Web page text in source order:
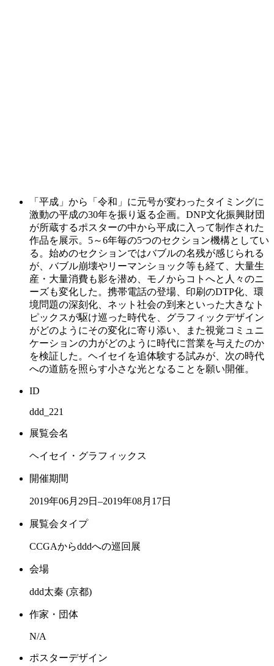
「平成」から「令和」に元号が変わったタイミングに
激動の平成の30年を振り返る企画。DNP文化振興財団
が所蔵するポスターの中から平成に入って制作された
作品を展示。5～6年毎の5つのセクション機構としてい
る。始めのセクションではバブルの名残が感じられる
が、バブル崩壊やリーマンショック等も経て、大量生
産・大量消費も影を潜め、モノからコトへと人々のニ
ーズも変化した。携帯電話の登場、印刷のDTP化、環
境問題の深刻化、ネット社会の到来といった大きなト
ピックスが駆け巡った時代を、グラフィックデザイン
がどのようにその変化に寄り添い、また視覚コミュニ
ケーションの力がどのように時代に営業を与えたのか
を検証した。ヘイセイを追体験する試みが、次の時代
への道筋を照らす小さな光となることを願い開催。
ID
ddd_221
展覧会名
ヘイセイ・グラフィックス
開催期間
2019年06月29日–2019年08月17日
展覧会タイプ
CCGAからdddへの巡回展
会場
ddd太秦 (京都)
作家・団体
N/A
ポスターデザイン